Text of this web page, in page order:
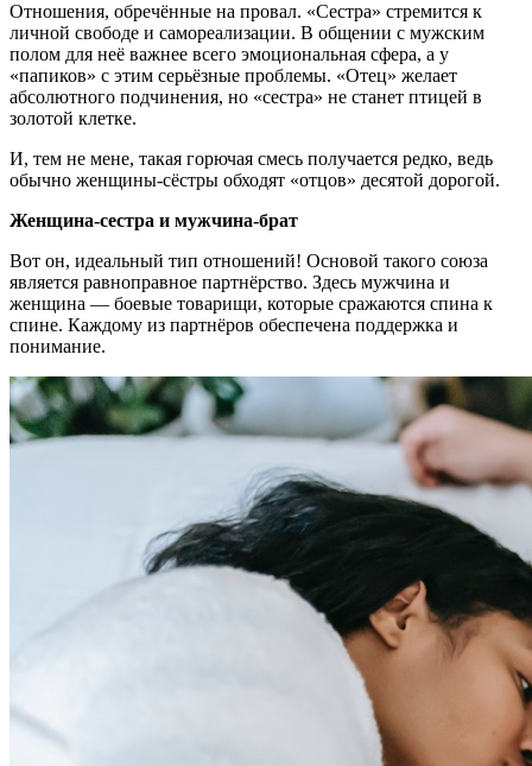
Отношения, обречённые на провал. «Сестра» стремится к
личной свободе и самореализации. В общении с мужским
полом для неё важнее всего эмоциональная сфера, а у
«папиков» с этим серьёзные проблемы. «Отец» желает
абсолютного подчинения, но «сестра» не станет птицей в
золотой клетке.
И, тем не мене, такая горючая смесь получается редко, ведь
обычно женщины-сёстры обходят «отцов» десятой дорогой.
Женщина-сестра и мужчина-брат
Вот он, идеальный тип отношений! Основой такого союза
является равноправное партнёрство. Здесь мужчина и
женщина — боевые товарищи, которые сражаются спина к
спине. Каждому из партнёров обеспечена поддержка и
понимание.